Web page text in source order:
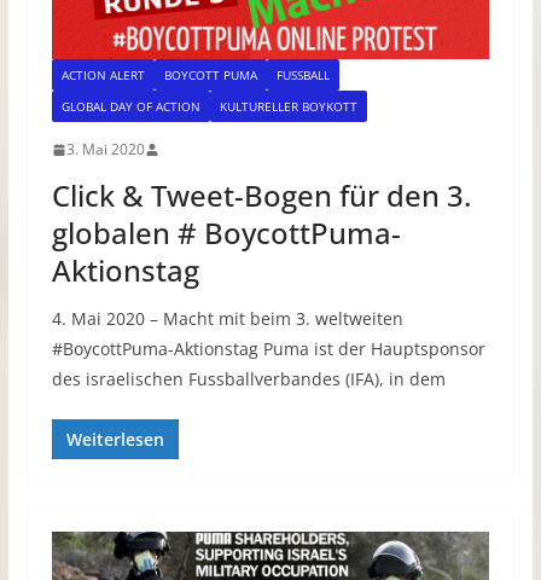
ACTION ALERT BOYCOTT PUMA
FUSSBALL
GLOBAL DAY OF ACTION
KULTURELLER BOYKOTT
3. Mai 2020
Click & Tweet-Bogen für den 3.
globalen # BoycottPuma-
Aktionstag
4. Mai 2020 – Macht mit beim 3. weltweiten
#BoycottPuma-Aktionstag Puma ist der Hauptsponsor
des israelischen Fussballverbandes (IFA), in dem
Weiterlesen